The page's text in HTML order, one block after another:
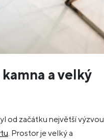
a velký
od začátku největší výzvou
. Prostor je velký a